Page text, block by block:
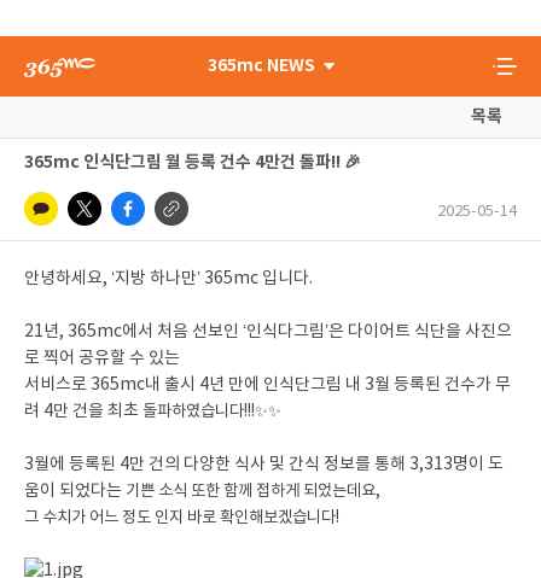
365mc NEWS
목록
365mc 인식단그림 월 등록 건수 4만건 돌파!! 🎉
2025-05-14
안녕하세요, ‘지방 하나만’ 365mc 입니다.
21년, 365mc에서 처음 선보인 ‘인식다그림’은 다이어트 식단을 사진으
로 찍어 공유할 수 있는
서비스로 365mc내 출시 4년 만에 인식단그림 내 3월 등록된 건수가 무
려 4만 건을 최초 돌파하였습니다!!!✨✨
3월에 등록된 4만 건의 다양한 식사 및 간식 정보를 통해 3,313명이 도
움이 되었다는 기쁜 소식 또한 함께 접하게 되었는데요,
그 수치가 어느 정도 인지 바로 확인해보겠습니다!